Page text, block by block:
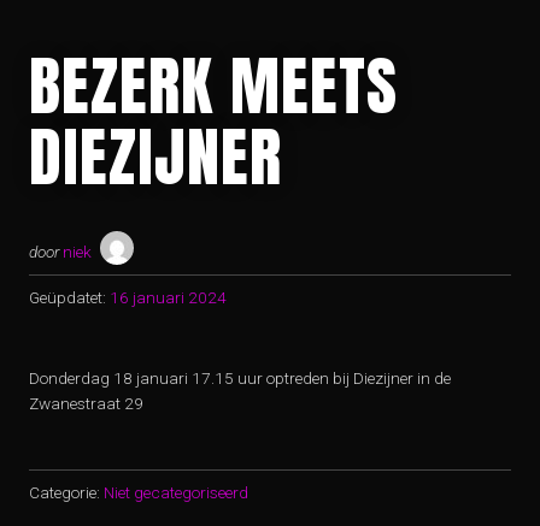
BEZERK MEETS
DIEZIJNER
door niek
Geüpdatet: 16 januari 2024
Donderdag 18 januari 17.15 uur optreden bij Diezijner in de
Zwanestraat 29
Categorie: Niet gecategoriseerd